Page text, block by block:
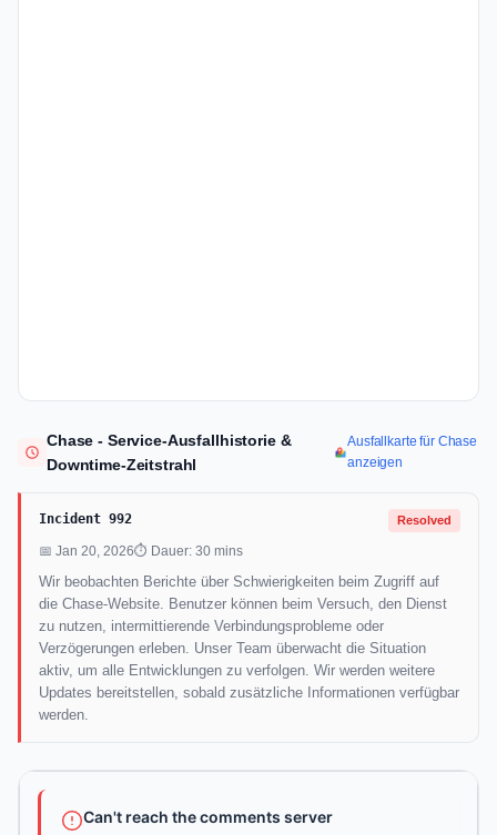
Chase - Service-Ausfallhistorie &
Downtime-Zeitstrahl
Ausfallkarte für Chase
anzeigen
Incident 992 Resolved
📅 Jan 20, 2026⏱ Dauer: 30 mins
Wir beobachten Berichte über Schwierigkeiten beim Zugriff auf
die Chase-Website. Benutzer können beim Versuch, den Dienst
zu nutzen, intermittierende Verbindungsprobleme oder
Verzögerungen erleben. Unser Team überwacht die Situation
aktiv, um alle Entwicklungen zu verfolgen. Wir werden weitere
Updates bereitstellen, sobald zusätzliche Informationen verfügbar
werden.
Can't reach the comments server